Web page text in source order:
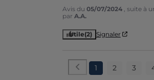
Avis du 05/07/2024
, suite à
par A.A.
Utile(2) Signaler
1 2 3